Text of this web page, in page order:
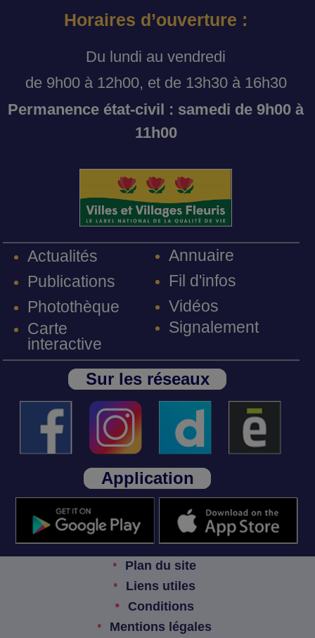
Horaires d’ouverture :
Du lundi au vendredi
de 9h00 à 12h00, et de 13h30 à 16h30
Permanence état-civil : samedi de 9h00 à
11h00
Actualités
Publications
Photothèque
Carte
interactive
Annuaire
Fil d'infos
Vidéos
Signalement
Sur les réseaux
Application
Plan du site
Liens utiles
Conditions
Mentions légales